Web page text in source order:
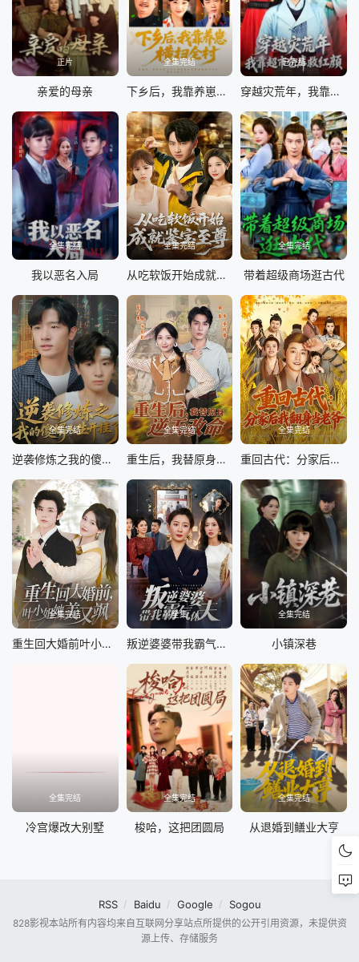
正片
亲爱的母亲
全集完结
下乡后，我靠养崽横扫全村
已完结
穿越灾荒年，我靠超市仓库救红颜
全集完结
我以恶名入局
全集完结
从吃软饭开始成就鉴宝至尊
全集完结
带着超级商场逛古代
全集完结
逆袭修炼之我的傻婿人生开挂了
全集完结
重生后，我替原身逆天改命
全集完结
重回古代：分家后我翻身当老爷
全集完结
重生回大婚前叶小姐她美又飒
全集
叛逆婆婆带我霸气休夫
全集完结
小镇深巷
全集完结
冷宫爆改大别墅
全集完结
梭哈，这把团圆局
全集完结
从退婚到鳝业大亨
RSS Baidu Google Sogou
828影视本站所有内容均来自互联网分享站点所提供的公开引用资源，未提供资
源上传、存储服务